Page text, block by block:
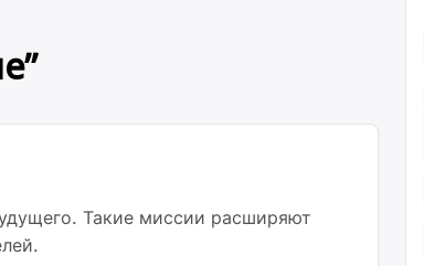
”
Такие миссии расширяют